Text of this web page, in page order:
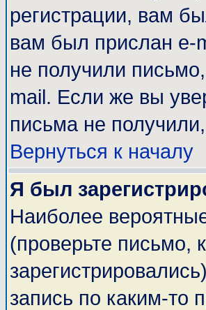
регистрации, вам
вам был прислан e-
не получили
mail. Если же вы
письма не
Вернуться к началу
Я был
Наиболее
(проверьте письмо,
запись по каким-то